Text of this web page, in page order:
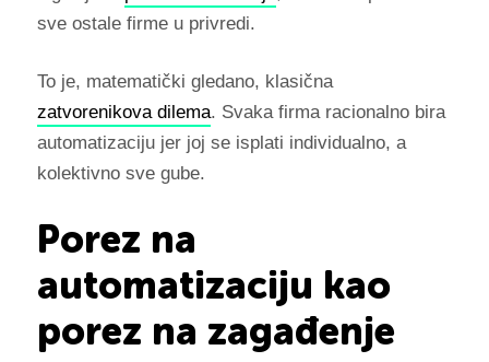
sve ostale firme u privredi.
To je, matematički gledano, klasična
zatvorenikova dilema. Svaka firma racionalno bira
automatizaciju jer joj se isplati individualno, a
kolektivno sve gube.
Porez na
automatizaciju kao
porez na zagađenje